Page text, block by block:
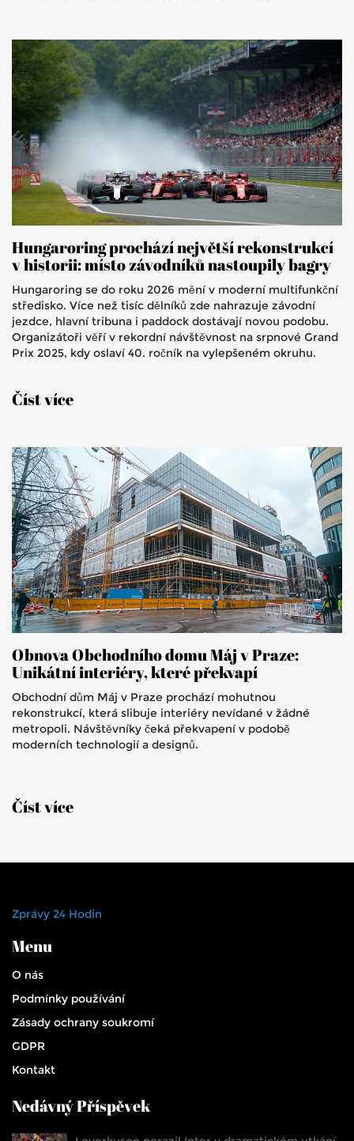
Hungaroring prochází největší rekonstrukcí
v historii: místo závodníků nastoupily bagry
Hungaroring se do roku 2026 mění v moderní multifunkční
středisko. Více než tisíc dělníků zde nahrazuje závodní
jezdce, hlavní tribuna i paddock dostávají novou podobu.
Organizátoři věří v rekordní návštěvnost na srpnové Grand
Prix 2025, kdy oslaví 40. ročník na vylepšeném okruhu.
Číst více
Obnova Obchodního domu Máj v Praze:
Unikátní interiéry, které překvapí
Obchodní dům Máj v Praze prochází mohutnou
rekonstrukcí, která slibuje interiéry nevídané v žádné
metropoli. Návštěvníky čeká překvapení v podobě
moderních technologií a designů.
Číst více
Zprávy 24 Hodin
Menu
O nás
Podmínky používání
Zásady ochrany soukromí
GDPR
Kontakt
Nedávný Příspěvek